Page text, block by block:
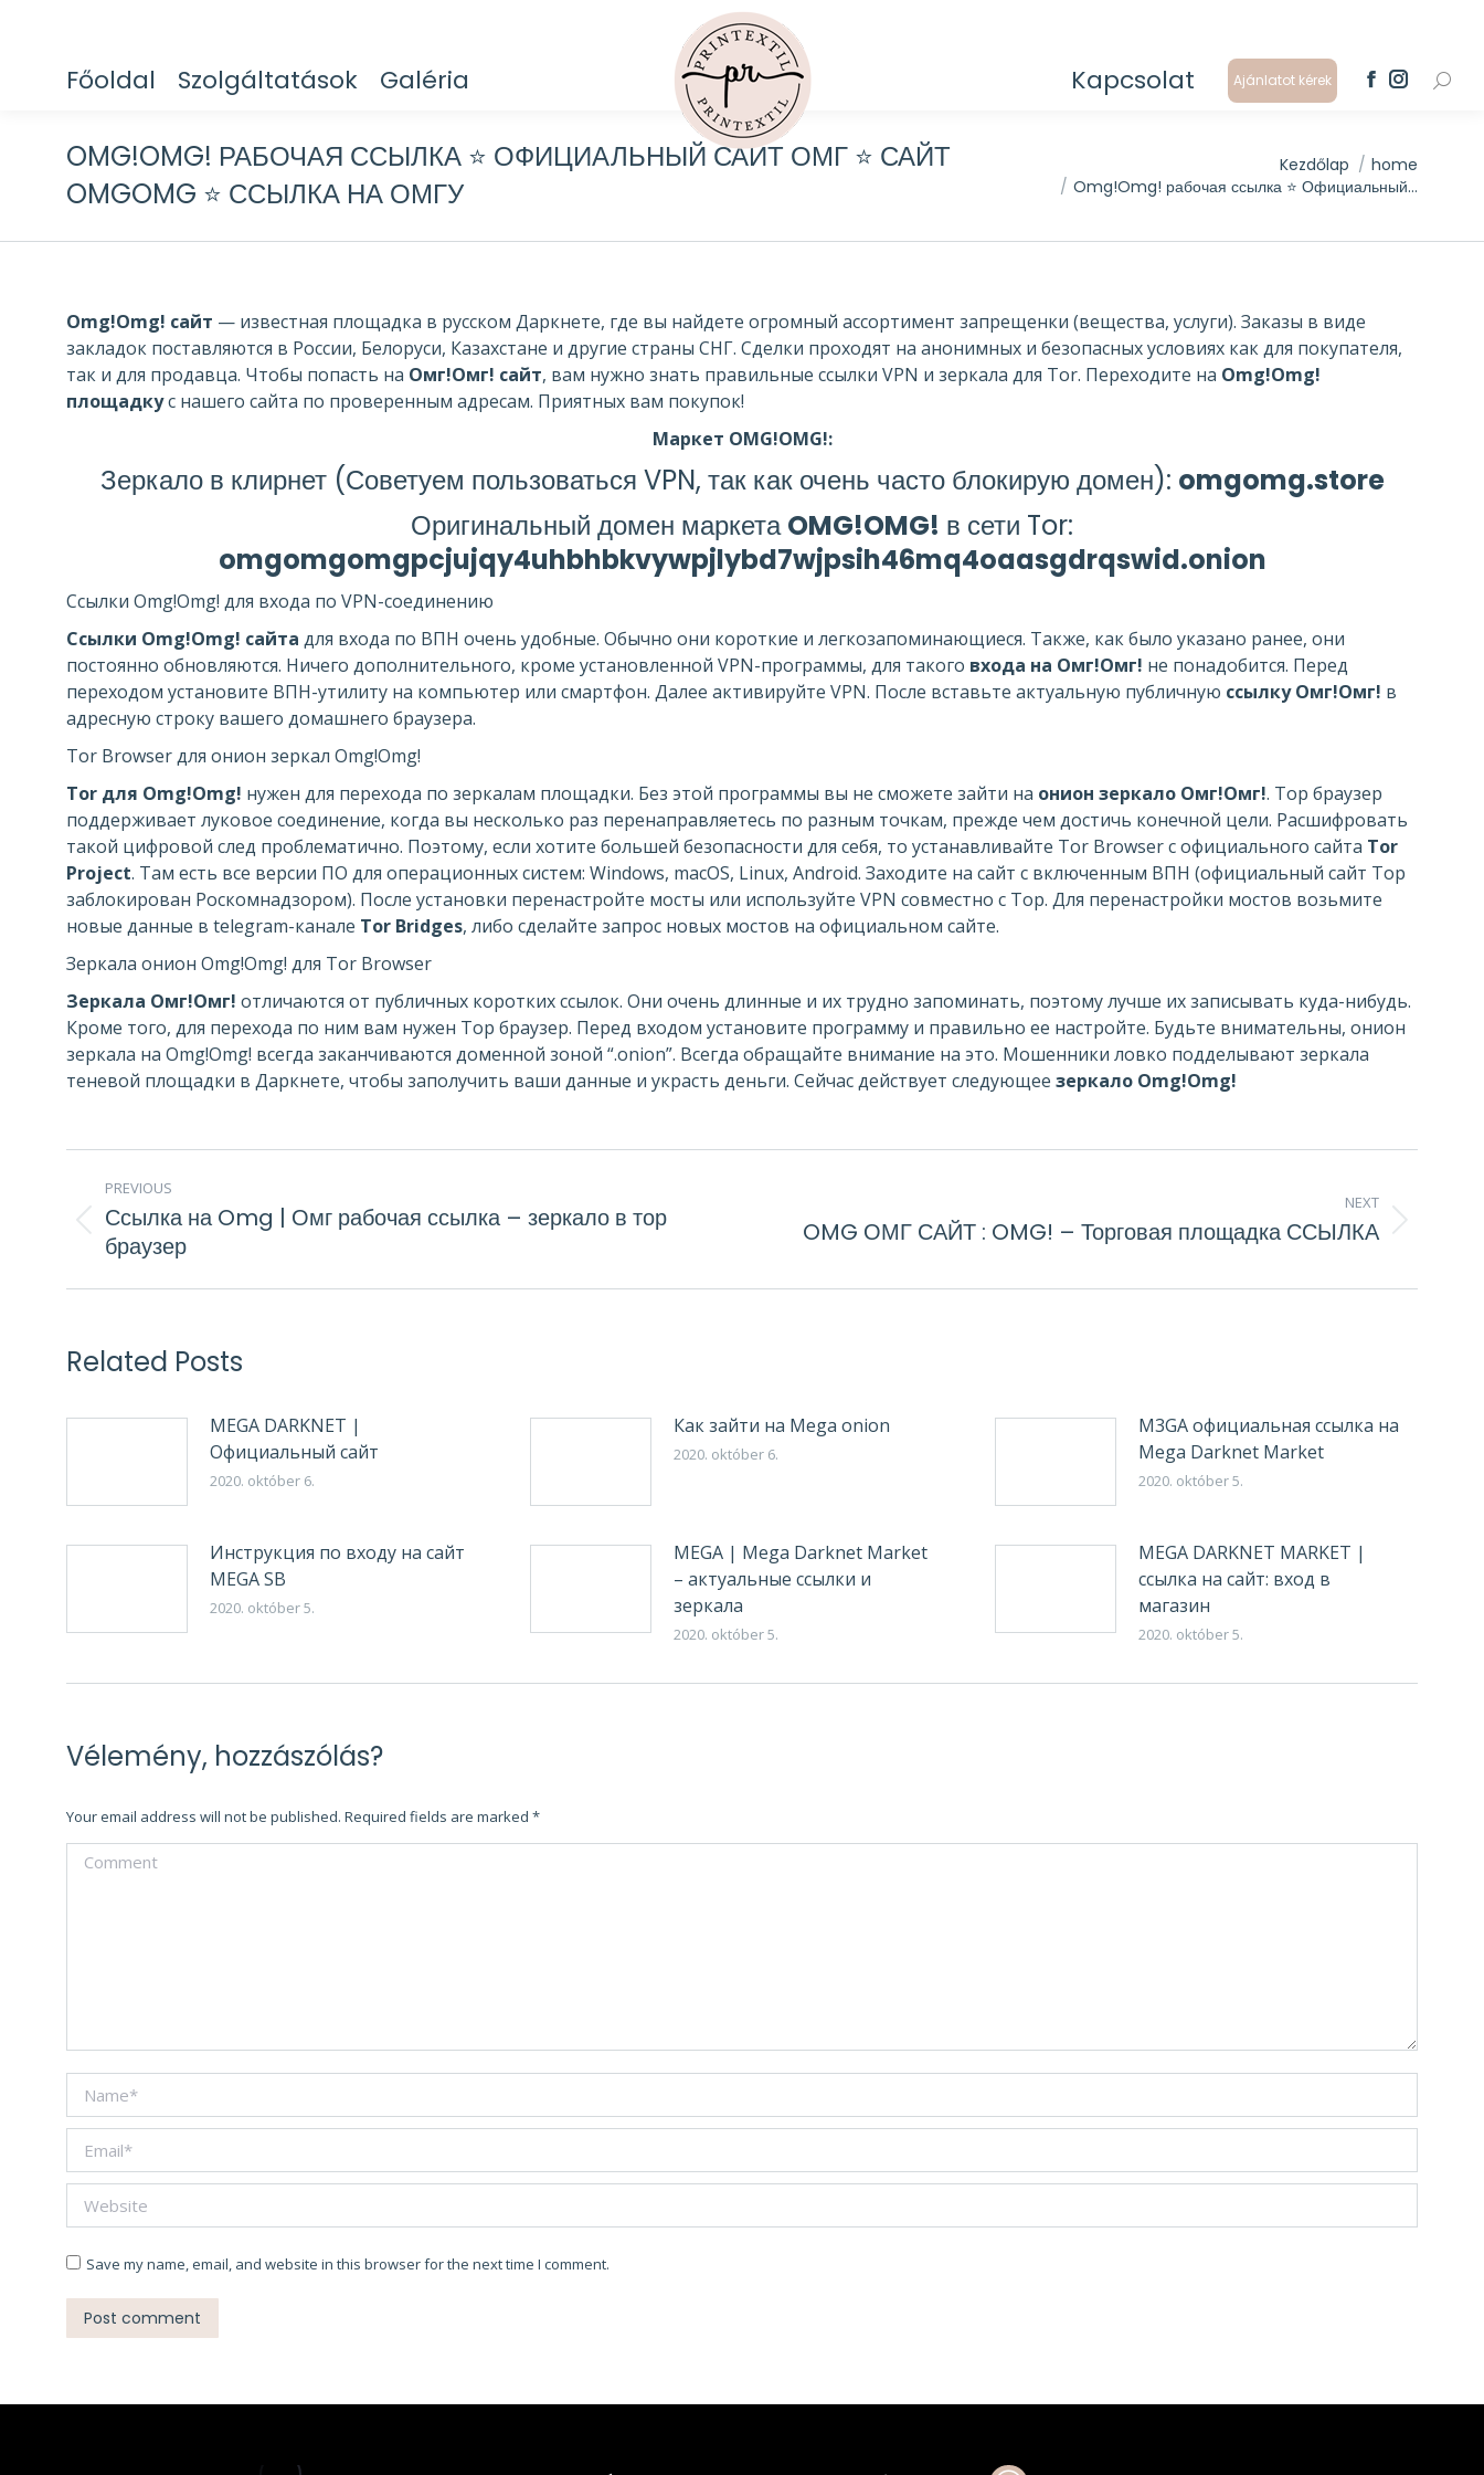
Főoldal Szolgáltatások Galéria Kapcsolat Ajánlatot kérek
Facebook
in
new
Instagram
in
new
OMG!OMG! РАБОЧАЯ ССЫЛКА ⭐️ ОФИЦИАЛЬНЫЙ САЙТ ОМГ ⭐️ САЙТ
OMGOMG ⭐️ ССЫЛКА НА ОМГУ
Kezdőlap
home
Omg!Omg! рабочая ссылка ⭐️ Официальный…
Omg!Omg! сайт — известная площадка в русском Даркнете, где вы найдете огромный ассортимент запрещенки (вещества, услуги). Заказы в виде
закладок поставляются в России, Белоруси, Казахстане и другие страны СНГ. Сделки проходят на анонимных и безопасных условиях как для покупателя,
так и для продавца. Чтобы попасть на Омг!Омг! сайт, вам нужно знать правильные ссылки VPN и зеркала для Tor. Переходите на Omg!Omg!
площадкус нашего сайта по проверенным адресам. Приятных вам покупок!
Маркет OMG!OMG!:
Зеркало в клирнет (Советуем пользоваться VPN, так как очень часто блокирую домен): omgomg.store
Оригинальный домен маркетаOMG!OMG! в сети Tor:
omgomgomgpcjujqy4uhbhbkvywpjlybd7wjpsih46mq4oaasgdrqswid.onion
Ссылки Omg!Omg! для входа по VPN-соединению
Ссылки Omg!Omg! сайта для входа по ВПН очень удобные. Обычно они короткие и легкозапоминающиеся. Также, как было указано ранее, они
постоянно обновляются. Ничего дополнительного, кроме установленной VPN-программы, для такого входа на Омг!Омг! не понадобится. Перед
переходом установите ВПН-утилиту на компьютер или смартфон. Далее активируйте VPN. После вставьте актуальную публичную ссылку Омг!Омг! в
адресную строку вашего домашнего браузера.
Tor Browser для онион зеркал Omg!Omg!
Tor для Omg!Omg! нужен для перехода по зеркалам площадки. Без этой программы вы не сможете зайти на онион зеркало Омг!Омг!. Тор браузер
поддерживает луковое соединение, когда вы несколько раз перенаправляетесь по разным точкам, прежде чем достичь конечной цели. Расшифровать
такой цифровой след проблематично. Поэтому, если хотите большей безопасности для себя, то устанавливайте Tor Browser с официального сайта Tor
Project. Там есть все версии ПО для операционных систем: Windows, macOS, Linux, Android. Заходите на сайт с включенным ВПН (официальный сайт Тор
заблокирован Роскомнадзором). После установки перенастройте мосты или используйте VPN совместно с Тор. Для перенастройки мостов возьмите
новые данные в telegram-канале Tor Bridges, либо сделайте запрос новых мостов на официальном сайте.
Зеркала онион Omg!Omg! для Tor Browser
Зеркала Омг!Омг! отличаются от публичных коротких ссылок. Они очень длинные и их трудно запоминать, поэтому лучше их записывать куда-нибудь.
Кроме того, для перехода по ним вам нужен Тор браузер. Перед входом установите программу и правильно ее настройте. Будьте внимательны, онион
зеркала на Omg!Omg! всегда заканчиваются доменной зоной “.onion”. Всегда обращайте внимание на это. Мошенники ловко подделывают зеркала
теневой площадки в Даркнете, чтобы заполучить ваши данные и украсть деньги. Сейчас действует следующее зеркало Omg!Omg!
POST
NAVIGATION
PREVIOUS
Previous
post:
Ссылка на Omg | Омг рабочая ссылка – зеркало в тор
браузер
NEXT
NextOMG ОМГ САЙТ : OMG! – Торговая площадка ССЫЛКА
Related Posts
MEGA DARKNET |
Официальный сайт
2020. október 6.
Как зайти на Mega onion
2020. október 6.
M3GA официальная ссылка на
Mega Darknet Market
2020. október 5.
Инструкция по входу на сайт
MEGA SB
2020. október 5.
MEGA | Mega Darknet Market
– актуальные ссылки и
зеркала
2020. október 5.
MEGA DARKNET MARKET |
ссылка на сайт: вход в
магазин
2020. október 5.
Vélemény, hozzászólás?
Your email address will not be published. Required fields are marked *
Comment
Name *
Email *
Website
Save my name, email, and website in this browser for the next time I comment.
Post comment